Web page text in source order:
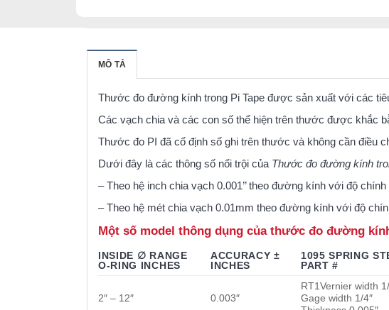
MÔ TẢ
Thước đo đường kính trong Pi Tape được sản xuất với các
Các vạch chia và các con số thể hiện trên thước được khắc
Thước đo PI đã cố định số ghi trên thước và không cần điều
Dưới đây là các thông số nổi trội của Thước đo đường kính
–Theo hệ inch chia vạch 0.001’’ theo đường kính với độ chính
–Theo hệ mét chia vạch 0.01mm theo đường kính với độ
Một số model thông dụng của thước đo đường
INSIDE ∅ RANGE
O-RING INCHES
ACCURACY ±
INCHES
1095 SPRING
PART #
2″ – 12″ 0.003″
RT1 Vernier width
Gage width 1/4″